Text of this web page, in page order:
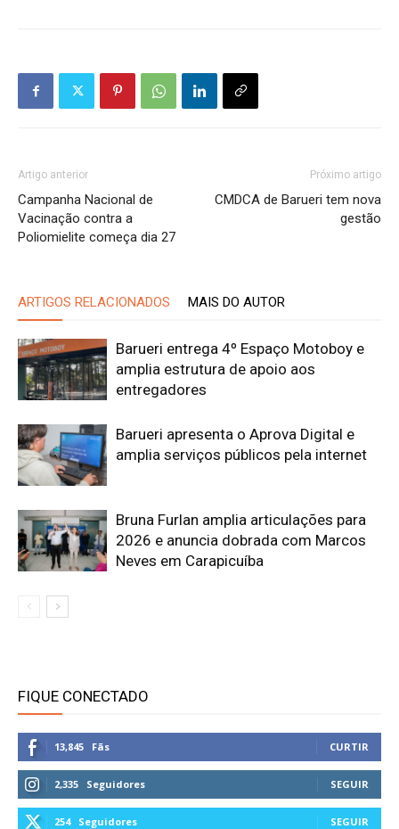
Artigo anterior
Campanha Nacional de
Vacinação contra a
Poliomielite começa dia 27
Próximo artigo
CMDCA de Barueri tem nova
gestão
ARTIGOS RELACIONADOS MAIS DO AUTOR
Barueri entrega 4º Espaço Motoboy e
amplia estrutura de apoio aos
entregadores
Barueri apresenta o Aprova Digital e
amplia serviços públicos pela internet
Bruna Furlan amplia articulações para
2026 e anuncia dobrada com Marcos
Neves em Carapicuíba
FIQUE CONECTADO
13,845 Fãs CURTIR
2,335 Seguidores SEGUIR
254 Seguidores SEGUIR